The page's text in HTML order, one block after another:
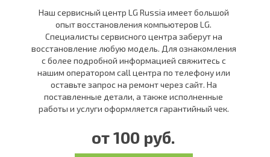
Наш сервисный центр LG Russia имеет большой
опыт восстановления компьютеров LG.
Специалисты сервисного центра заберут на
восстановление любую модель. Для ознакомления
с более подробной информацией свяжитесь с
нашим оператором call центра по телефону или
оставьте запрос на ремонт через сайт. На
поставленные детали, а также исполненные
работы и услуги оформляется гарантийный чек.
от 100 руб.